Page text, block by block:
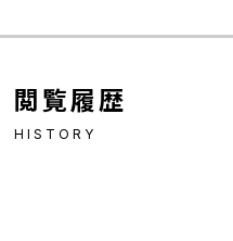
閲覧履歴
HISTORY